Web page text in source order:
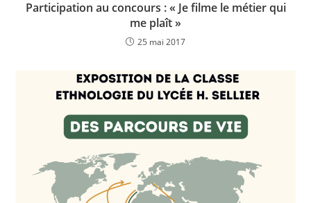
Participation au concours : « Je filme le métier qui
me plaît »
25 mai 2017